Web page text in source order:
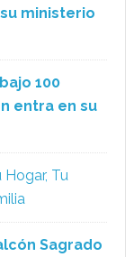
ministerio
100
entra en su
Hogar, Tu
Sagrado